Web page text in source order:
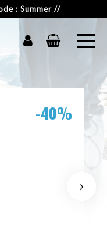
: Summer //
-40%